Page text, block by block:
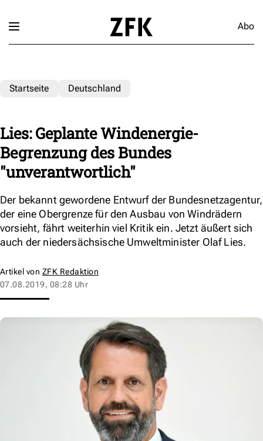
Abo
Startseite Deutschland
Lies: Geplante Windenergie-
Begrenzung des Bundes
"unverantwortlich"
Der bekannt gewordene Entwurf der Bundesnetzagentur,
der eine Obergrenze für den Ausbau von Windrädern
vorsieht, fährt weiterhin viel Kritik ein. Jetzt äußert sich
auch der niedersächsische Umweltminister Olaf Lies.
Artikel von ZFK Redaktion
07.08.2019, 08:28 Uhr